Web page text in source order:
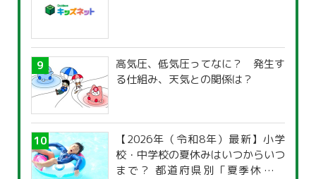
高気圧、低気圧ってなに？ 発生す
る仕組み、天気との関係は？
【2026年（令和8年）最新】小学
校・中学校の夏休みはいつからいつ
まで？ 都道府県別「夏季休暇一